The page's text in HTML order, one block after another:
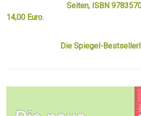
Seiten, ISBN
14,00 Euro.
Die Spiegel-